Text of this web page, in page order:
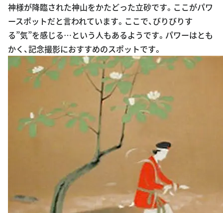
神様が降臨された神山をかたどった立砂です。ここがパワ
ースポットだと言われています。ここで、びりびりす
る”気”を感じる…という人もあるようです。パワーはとも
かく、記念撮影におすすめのスポットです。